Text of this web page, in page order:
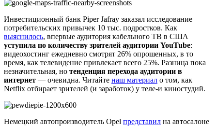
Инвестиционный банк Piper Jafray заказал исследование
потребительских привычек 10 тыс. подростков. Как
выяснилось, впервые аудитория кабельного ТВ в США
уступила по количеству зрителей аудитории YouTube:
видеохостинг ежедневно смотрят 26% опрошенных, в то
время, как телевидение привлекает всего 25%. Разница пока
незначительная, но тенденция перехода аудитории в
интернет — очевидна. Читайте наш материал о том, как
Netflix отбирает зрителей (и заработок) у теле-и киностудий.
Немецкий автопроизводитель Opel представил на автосалоне